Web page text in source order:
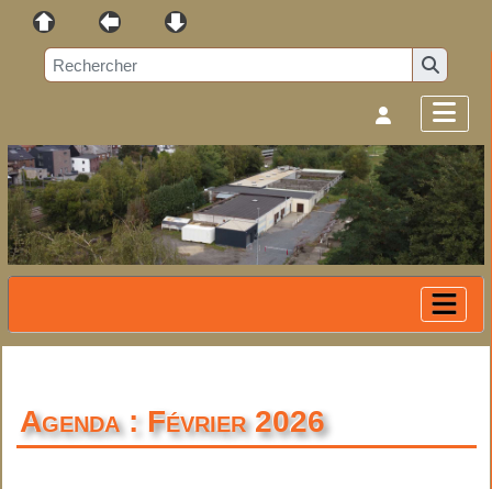
Agenda : Février 2026